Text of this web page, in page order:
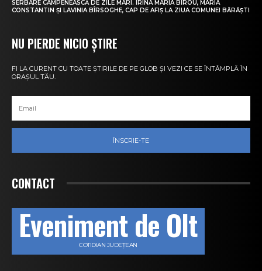
SERBARE CÂMPENEASCĂ DE ZILE MARI. IRINA MARIA BIROU, MARIA
CONSTANTIN ȘI LAVINIA BÎRSOGHE, CAP DE AFIȘ LA ZIUA COMUNEI BĂRĂȘTI
NU PIERDE NICIO ȘTIRE
FI LA CURENT CU TOATE ȘTIRILE DE PE GLOB ȘI VEZI CE SE ÎNTÂMPLĂ ÎN
ORAȘUL TĂU.
ÎNSCRIE-TE
CONTACT
Eveniment de Olt
COTIDIAN JUDEȚEAN